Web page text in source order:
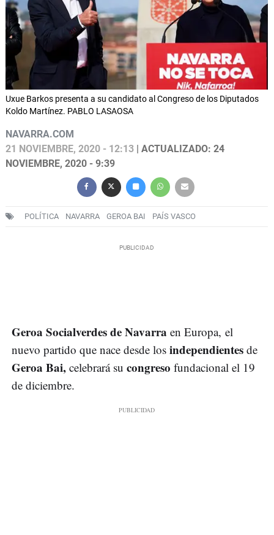
Uxue Barkos presenta a su candidato al Congreso de los Diputados
Koldo Martínez. PABLO LASAOSA
NAVARRA.COM
21 NOVIEMBRE, 2020 - 12:13 | ACTUALIZADO: 24
NOVIEMBRE, 2020 - 9:39
POLÍTICA NAVARRA GEROA BAI PAÍS VASCO
Geroa Socialverdes de Navarra en Europa, el
nuevo partido que nace desde los independientes de
Geroa Bai, celebrará su congreso fundacional el 19
de diciembre.